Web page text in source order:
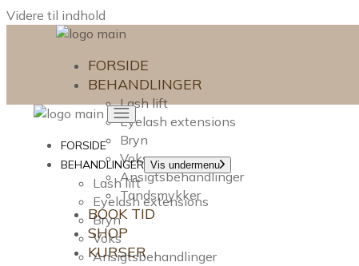
Videre til indhold
FORSIDE
BEHANDLINGER
Lash lift
Eyelash extensions
Bryn
Voks
Ansigtsbehandlinger
Tandsmykker
BOOK TID
SHOP
KURSER
FORSIDE
BEHANDLINGER Vis undermenu
Lash lift
Eyelash extensions
Bryn
Voks
Ansigtsbehandlinger